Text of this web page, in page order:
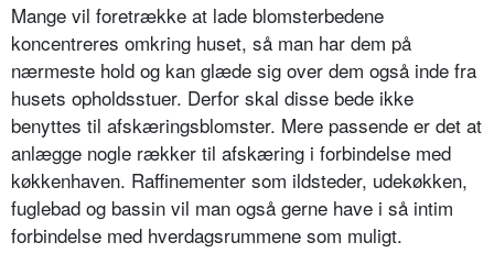
Mange vil foretrække at lade blomsterbedene
koncentreres omkring huset, så man har dem på
nærmeste hold og kan glæde sig over dem også inde fra
husets opholdsstuer. Derfor skal disse bede ikke
benyttes til afskæringsblomster. Mere passende er det at
anlægge nogle rækker til afskæring i forbindelse med
køkkenhaven. Raffinementer som ildsteder, udekøkken,
fuglebad og bassin vil man også gerne have i så intim
forbindelse med hverdagsrummene som muligt.